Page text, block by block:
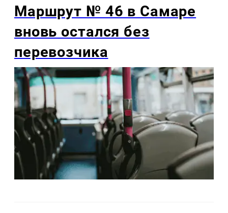
Маршрут № 46 в Самаре
вновь остался без
перевозчика